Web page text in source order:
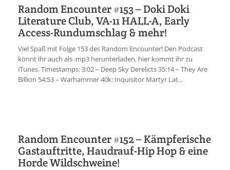
Random Encounter #153 – Doki Doki
Literature Club, VA-11 HALL-A, Early
Access-Rundumschlag & mehr!
Viel Spaß mit Folge 153 des Random Encounter! Den Podcast
könnt ihr auch als .mp3 herunterladen, hier kommt ihr zu
iTunes. Timestamps: 3:02 – Deep Sky Derelicts 35:14 – They Are
Billion 54:53 – Warhammer 40k: Inquisitor Martyr Lat...
Random Encounter #152 – Kämpferische
Gastauftritte, Haudrauf-Hip Hop & eine
Horde Wildschweine!